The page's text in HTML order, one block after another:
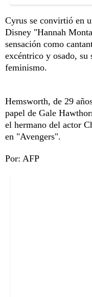
Cyrus se convirtió en
Disney "Hannah
sensación como
excéntrico y osado, su
feminismo.
Hemsworth, de 29
papel de Gale
el hermano del actor
en "Avengers".
Por: AFP